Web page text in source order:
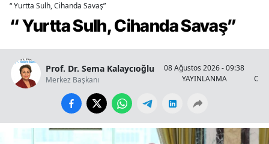
“ Yurtta Sulh, Cihanda Savaş”
“ Yurtta Sulh, Cihanda Savaş”
Prof. Dr. Sema Kalaycıoğlu
Merkez Başkanı
08 Ağustos 2026 - 09:38
YAYINLANMA